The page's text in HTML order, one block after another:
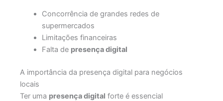
Concorrência de grandes redes de
supermercados
Limitações financeiras
Falta de presença digital
A importância da presença digital para negócios
locais
Ter uma presença digital forte é essencial